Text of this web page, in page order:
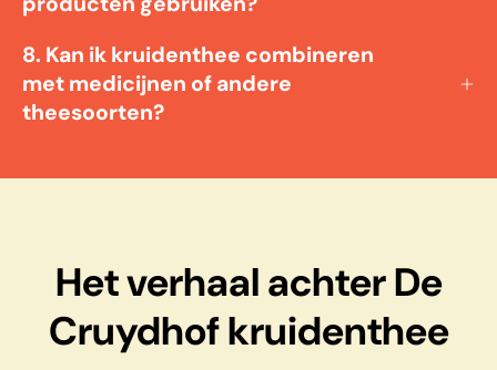
8. Kan ik kruidenthee combineren
met medicijnen of andere
theesoorten?
Het verhaal achter De
Cruydhof kruidenthee